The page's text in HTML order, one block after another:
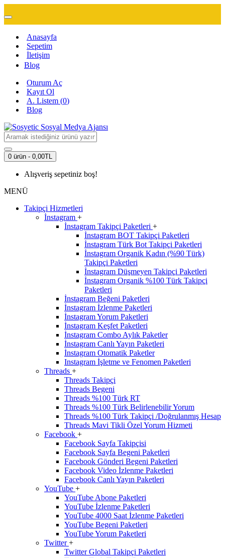
Anasayfa
Sepetim
İletişim
Blog
Oturum Aç
Kayıt Ol
A. Listem (0)
Blog
0 ürün - 0,00TL
Alışveriş sepetiniz boş!
MENÜ
Takipçi Hizmetleri
İnstagram +
İnstagram Takipçi Paketleri +
İnstagram BOT Takipçi Paketleri
İnstagram Türk Bot Takipçi Paketleri
İnstagram Organik Kadın (%90 Türk)
Takipçi Paketleri
İnstagram Düşmeyen Takipçi Paketleri
İnstagram Organik %100 Türk Takipçi
Paketleri
İnstagram Beğeni Paketleri
İnstagram İzlenme Paketleri
İnstagram Yorum Paketleri
İnstagram Keşfet Paketleri
İnstagram Combo Aylık Paketler
İnstagram Canlı Yayın Paketleri
İnstagram Otomatik Paketler
Instagram İşletme ve Fenomen Paketleri
Threads +
Threads Takipçi
Threads Begeni
Threads %100 Türk RT
Threads %100 Türk Belirlenebilir Yorum
Threads %100 Türk Takipçi /Doğrulanmış Hesap
Threads Mavi Tikli Özel Yorum Hizmeti
Facebook +
Facebook Sayfa Takipçisi
Facebook Sayfa Begeni Paketleri
Facebook Gönderi Begeni Paketleri
Facebook Video İzlenme Paketleri
Facebook Canlı Yayın Paketleri
YouTube +
YouTube Abone Paketleri
YouTube İzlenme Paketleri
YouTube 4000 Saat İzlenme Paketleri
YouTube Begeni Paketleri
YouTube Yorum Paketleri
Twitter+
Twitter Global Takipçi Paketleri